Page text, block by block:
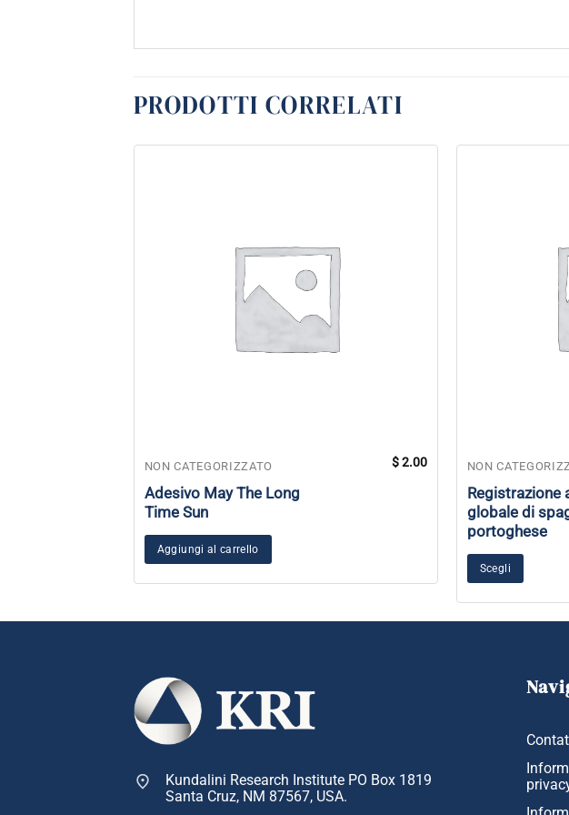
PRODOTTI CORRELATI
NON CATEGORIZZATO
Adesivo May The Long
Time Sun
$2.00
Aggiungi al carrello
NON
Registrazione
globale di
portoghese
Scegli
Kundalini Research Institute PO Box 1819
Santa Cruz, NM 87567, USA.